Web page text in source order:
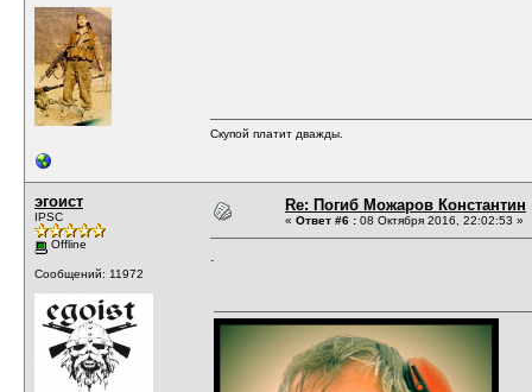
Скупой платит дважды.
эгоист
IPSC
Offline
Сообщений: 11972
Re: Погиб Можаров Константин
« Ответ #6 : 08 Октября 2016, 22:02:53 »